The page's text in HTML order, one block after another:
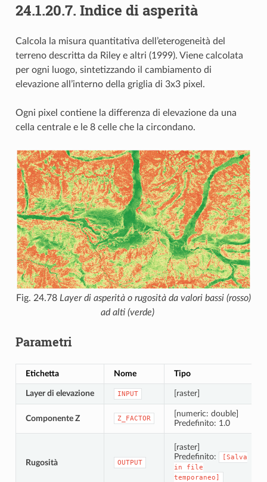
24.1.20.7. Indice di asperità
Calcola la misura quantitativa dell’eterogeneità del
terreno descritta da Riley e altri (1999). Viene calcolata
per ogni luogo, sintetizzando il cambiamento di
elevazione all’interno della griglia di 3x3 pixel.
Ogni pixel contiene la differenza di elevazione da una
cella centrale e le 8 celle che la circondano.
Fig. 24.78 Layer di asperità o rugosità da valori bassi (rosso)
ad alti (verde)
Parametri
Etichetta Nome Tipo
Layer di elevazione INPUT [raster]
Componente Z Z_FACTOR
[numeric: double]
Predefinito: 1.0
Rugosità OUTPUT
[raster]
Predefinito:
[Salva
in
file
temporaneo]